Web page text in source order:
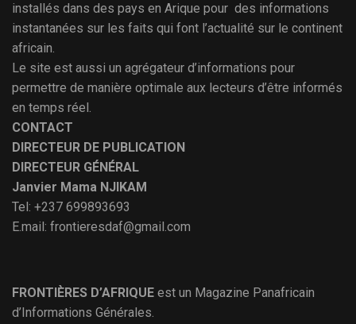
installés dans des pays en Arique pour des informations
instantanées sur les faits qui font l’actualité sur le continent
africain.
Le site est aussi un agrégateur d’informations pour
permettre de manière optimale aux lecteurs d’être informés
en temps réel.
CONTACT
DIRECTEUR DE PUBLICATION
DIRECTEUR GÉNÉRAL
Janvier Mama NJIKAM
Tel: +237 699893693
E.mail: frontieresdaf@gmail.com
FRONTIÈRES D’AFRIQUE est un Magazine Panafricain
d’Informations Générales.